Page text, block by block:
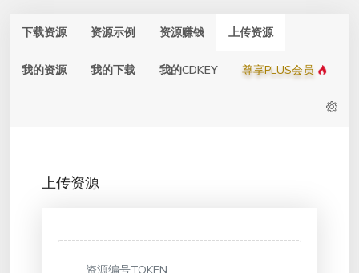
下载资源 资源示例 资源赚钱 上传资源
我的资源 我的下载 我的CDKEY 尊享PLUS会员
上传资源